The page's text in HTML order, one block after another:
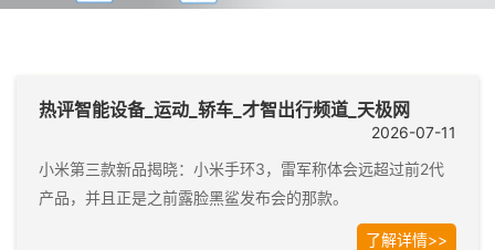
热评智能设备_运动_轿车_才智出行频道_天极网
2026-07-11
小米第三款新品揭晓：小米手环3，雷军称体会远超过前2代
产品，并且正是之前露脸黑鲨发布会的那款。
了解详情>>